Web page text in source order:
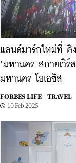
แลนด์มาร์กใหม่ที่ คิ
‘มหานคร สกายเวิร์
มหานคร โอเอซิส
FORBES LIFE |
TRAVEL
10 Feb 2025